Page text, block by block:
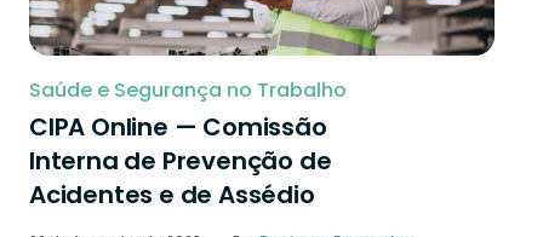
Saúde e Segurança no Trabalho
CIPA Online — Comissão
Interna de Prevenção de
Acidentes e de Assédio